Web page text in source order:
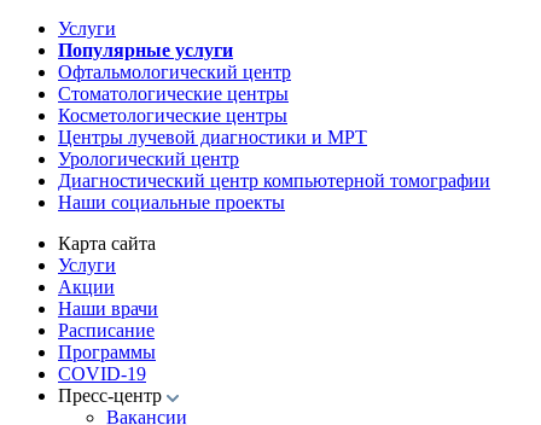
Услуги
Популярные услуги
Офтальмологический центр
Стоматологические центры
Косметологические центры
Центры лучевой диагностики и МРТ
Урологический центр
Диагностический центр компьютерной томографии
Наши социальные проекты
Карта сайта
Услуги
Акции
Наши врачи
Расписание
Программы
COVID-19
Пресс-центр
Вакансии